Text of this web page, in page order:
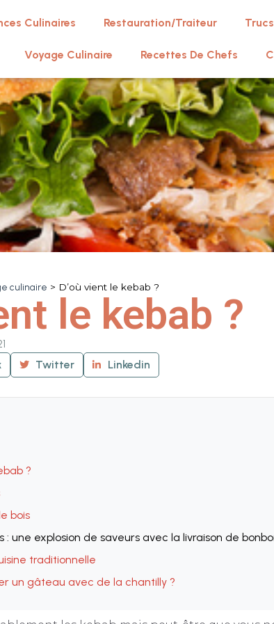
Culinaires Restauration/Traiteur
Voyage Culinaire Recettes De Chefs
culinaire > D’où vient le kebab ?
le kebab ?
Twitter Linkedin
?
bois
: une explosion de saveurs avec la livraison de
traditionnelle
un gâteau avec de la chantilly ?